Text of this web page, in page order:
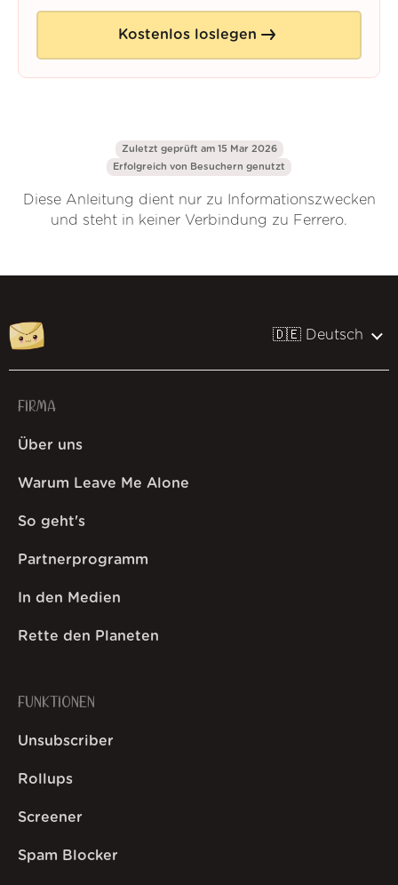
Kostenlos loslegen
Zuletzt geprüft am 15 Mar 2026
Erfolgreich von Besuchern genutzt
Diese Anleitung dient nur zu Informationszwecken
und steht in keiner Verbindung zu Ferrero.
🇩🇪 Deutsch
FIRMA
Über uns
Warum Leave Me Alone
So geht's
Partnerprogramm
In den Medien
Rette den Planeten
FUNKTIONEN
Unsubscriber
Rollups
Screener
Spam Blocker